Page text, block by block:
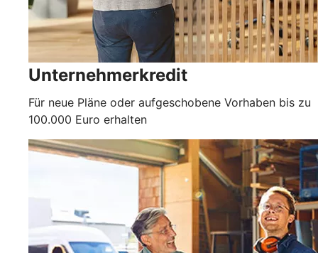
Unternehmerkredit
Für neue Pläne oder aufgeschobene Vorhaben bis zu
100.000 Euro erhalten